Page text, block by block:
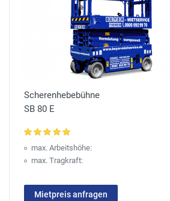
Scherenhebebühne
SB 80 E
max. Arbeitshöhe:
max. Tragkraft:
Mietpreis anfragen